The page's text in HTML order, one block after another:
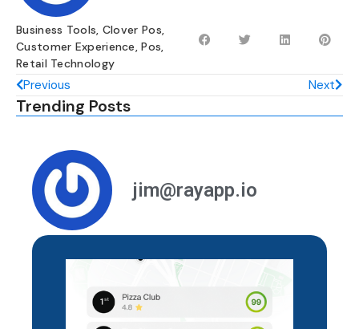
Business Tools, Clover Pos,
Customer Experience,Pos,
Retail Technology
Previous Next
Trending Posts
jim@rayapp.io